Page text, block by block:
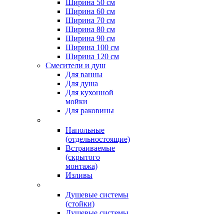
Ширина 50 см
Ширина 60 см
Ширина 70 см
Ширина 80 см
Ширина 90 см
Ширина 100 см
Ширина 120 см
Смесители и душ
Для ванны
Для душа
Для кухонной
мойки
Для раковины
Напольные
(отдельностоящие)
Встраиваемые
(скрытого
монтажа)
Изливы
Душевые системы
(стойки)